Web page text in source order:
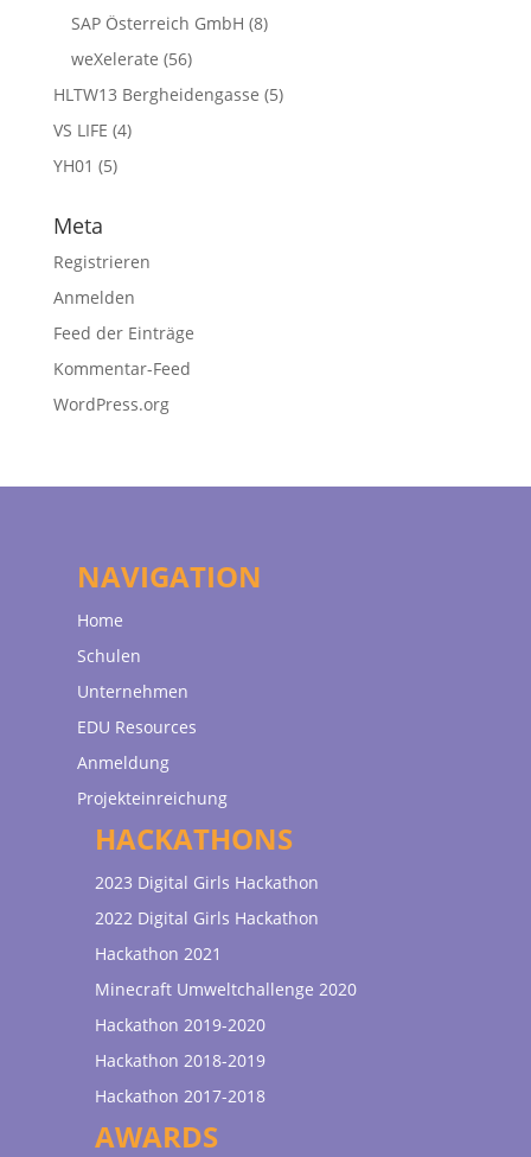
SAP Österreich GmbH (8)
weXelerate (56)
HLTW13 Bergheidengasse (5)
VS LIFE (4)
YH01 (5)
Meta
Registrieren
Anmelden
Feed der Einträge
Kommentar-Feed
WordPress.org
NAVIGATION
Home
Schulen
Unternehmen
EDU Resources
Anmeldung
Projekteinreichung
HACKATHONS
2023 Digital Girls Hackathon
2022 Digital Girls Hackathon
Hackathon 2021
Minecraft Umweltchallenge 2020
Hackathon 2019-2020
Hackathon 2018-2019
Hackathon 2017-2018
AWARDS